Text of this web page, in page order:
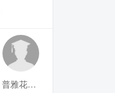
普雅花qya